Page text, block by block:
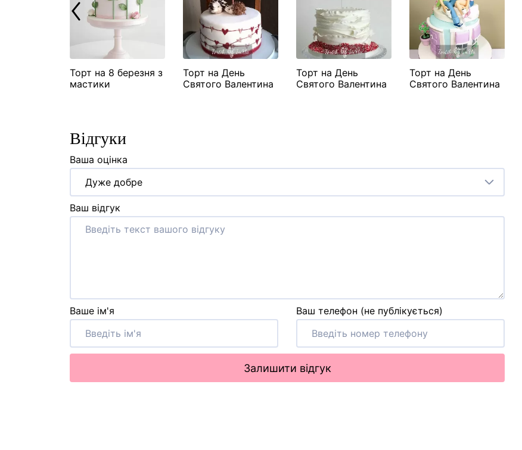
Торт на 8 березня з
мастики
Торт на День
Святого Валентина
Торт на День
Святого Валентина
Торт на День
Святого Валентина
Відгуки
Ваша оцінка
Дуже добре
Ваш відгук
Ваше ім'я Ваш телефон (не публікується)
Залишити відгук